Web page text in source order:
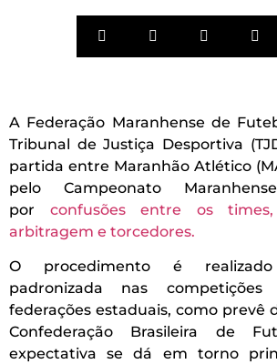
A Federação Maranhense de
Tribunal de Justiça Desportiva
partida entre Maranhão Atlético
pelo Campeonato
por confusões entre os
arbitragem e torcedores.
O procedimento é
padronizada nas competições
federações estaduais, como prevê
Confederação Brasileira de
expectativa se dá em torno